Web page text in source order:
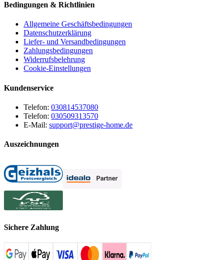
Bedingungen & Richtlinien
Allgemeine Geschäftsbedingungen
Datenschutzerklärung
Liefer- und Versandbedingungen
Zahlungsbedingungen
Widerrufsbelehrung
Cookie-Einstellungen
Kundenservice
Telefon: 030814537080
Telefon: 030509313570
E-Mail: support@prestige-home.de
Auszeichnungen
Sichere Zahlung